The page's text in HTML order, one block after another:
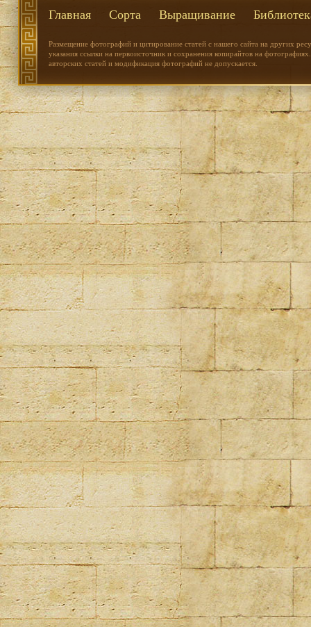
Главная Сорта Выращивание
Размещение фотографий и цитирование статей с нашего сайта на других
указания ссылки на первоисточник и сохранения копирайтов на
авторских статей и модификация фотографий не допускается.